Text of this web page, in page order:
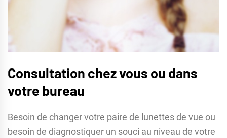
Consultation chez vous ou dans
votre bureau
Besoin de changer votre paire de lunettes de vue ou
besoin de diagnostiquer un souci au niveau de votre